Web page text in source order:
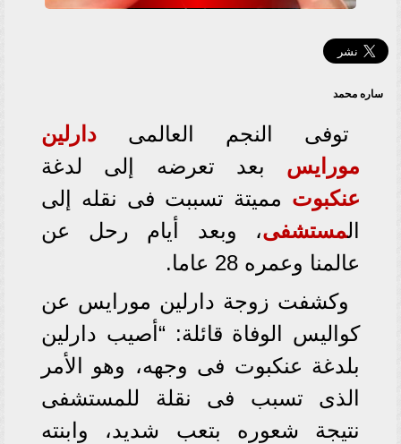
ساره محمد
توفى النجم العالمى دارلين
مورايس بعد تعرضه إلى لدغة
عنكبوت مميتة تسببت فى نقله إلى
المستشفى، وبعد أيام رحل عن
عالمنا وعمره 28 عاما.
وكشفت زوجة دارلين مورايس عن
كواليس الوفاة قائلة: “أصيب دارلين
بلدغة عنكبوت فى وجهه، وهو الأمر
الذى تسبب فى نقلة للمستشفى
نتيجة شعوره بتعب شديد، وابنته